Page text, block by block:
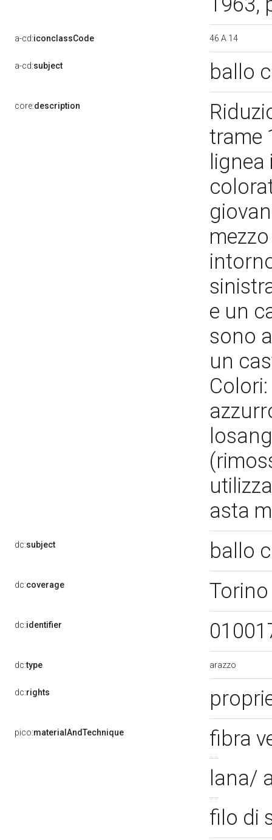
a-cd:iconclassCode 46 A 14
a-cd:subject ballo
core:description
trame
e un
sono
un
asta
dc:subject ballo
dc:coverage
dc:identifier
dc:type arazzo
dc:rights
pico:materialAndTechnique
fibra
lana/
filo di